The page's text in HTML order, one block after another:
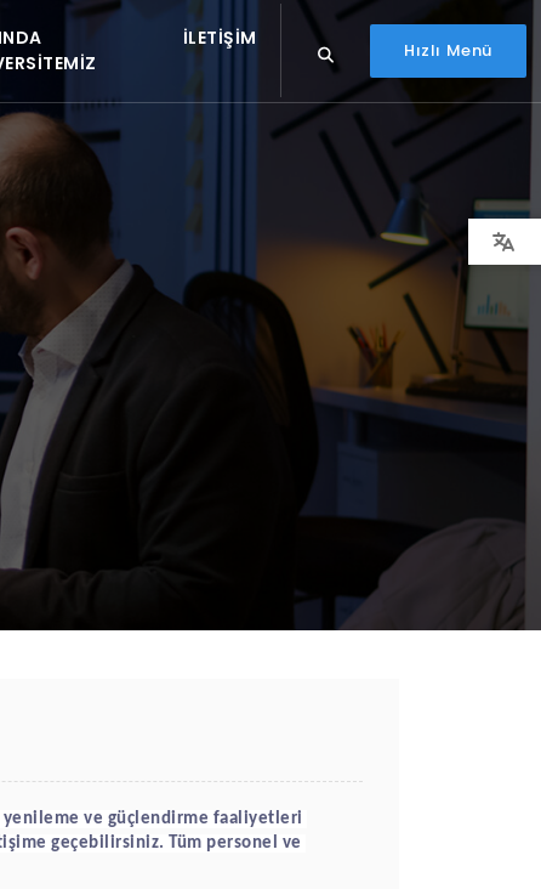
İLETIŞIM
Hızlı Menü
yenileme ve güçlendirme faaliyetleri
geçebilirsiniz. Tüm personel ve